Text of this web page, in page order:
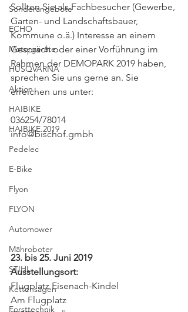
Sonderangebote
ECHO
Motorgeräte
HUSQVARNA
Aktion
HAIBIKE
HAIBIKE 2019
Pedelec
E-Bike
Flyon
FLYON
Automower
Mähroboter
STIHL
Kettensägen
Forsttechnik
Sollten Sie als Fachbesucher (Gewerbe,
Garten- und Landschaftsbauer,
Kommune o.ä.) Interesse an einem
Gespräch oder einer Vorführung im
Rahmen der DEMOPARK 2019 haben,
sprechen Sie uns gerne an. Sie
erreichen uns unter:
036254/78014
info@bischof.gmbh
23. bis 25. Juni 2019
Ausstellungsort:
Flugplatz Eisenach-Kindel
Am Flugplatz